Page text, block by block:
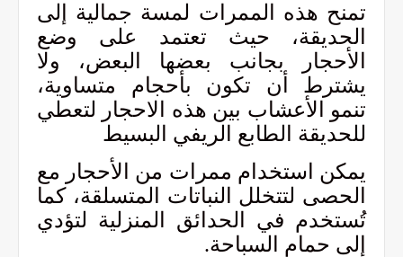
تمنح هذه الممرات لمسة جمالية إلى
الحديقة، حيث تعتمد على وضع
الأحجار بجانب بعضها البعض، ولا
يشترط أن تكون بأحجام متساوية،
تنمو الأعشاب بين هذه الاحجار لتعطي
للحديقة الطابع الريفي البسيط
يمكن استخدام ممرات من الأحجار مع
الحصى لتتخلل النباتات المتسلقة، كما
تُستخدم في الحدائق المنزلية لتؤدي
إلى حمام السباحة.